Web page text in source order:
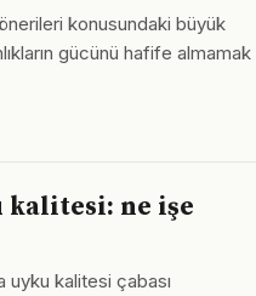
konusundaki büyük
gücünü hafife almamak
kalitesi: ne işe
uyku kalitesi çabası